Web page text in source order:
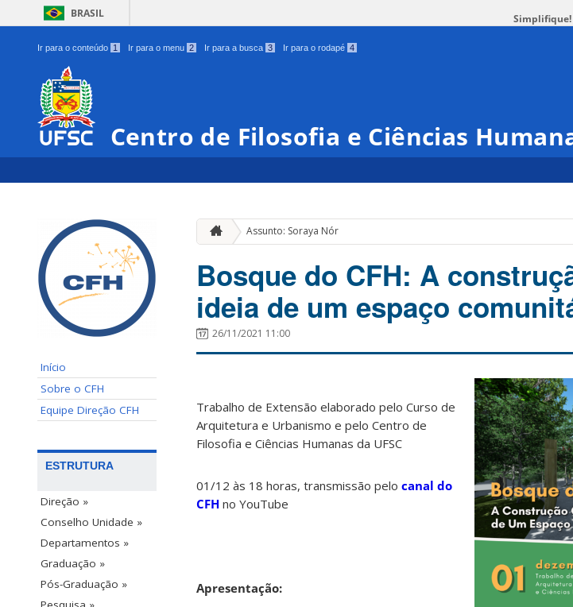
BRASIL Simplifique!
Ir para o conteúdo 1 Ir para o menu 2 Ir para a busca 3 Ir para o rodapé 4
Centro de Filosofia e Ciências
Início
Sobre o CFH
Equipe Direção CFH
ESTRUTURA
Direção »
Conselho Unidade »
Departamentos »
Graduação »
Pós-Graduação »
Assunto: Soraya Nór
Bosque do CFH: A
ideia de um espaço
26/11/2021 11:00
Trabalho de Extensão elaborado pelo Curso de
Arquitetura e Urbanismo e pelo Centro de
Filosofia e Ciências Humanas da UFSC
01/12 às 18 horas, transmissão pelo canal do
CFH no YouTube
Apresentação: